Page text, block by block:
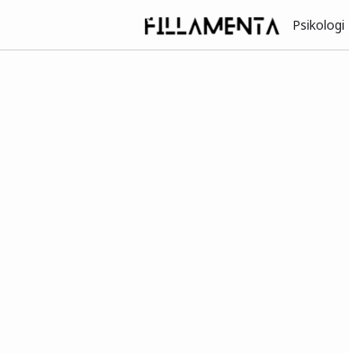
Psikologi